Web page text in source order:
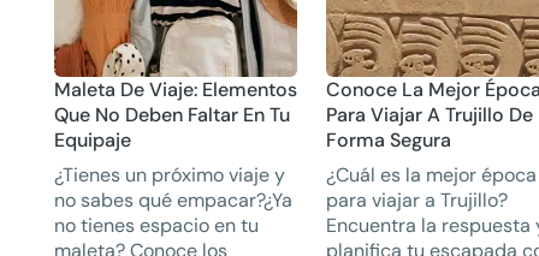
Maleta De Viaje: Elementos
Que No Deben Faltar En Tu
Equipaje
¿Tienes un próximo viaje y
no sabes qué empacar?¿Ya
no tienes espacio en tu
maleta? Conoce los
Conoce La Mejor
Para Viajar A Trujillo De
Forma Segura
¿Cuál es la mejor época
para viajar a Trujillo?
Encuentra la respuesta
planifica tu escapada